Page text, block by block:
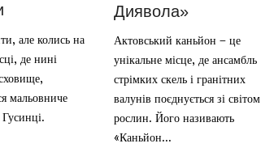
але колись на
де нині
мальовниче
Гусинці.
Диявола»
Актовський каньйон – це
унікальне місце, де ансамбль
стрімких скель і гранітних
валунів поєднується зі світом
рослин. Його називають
«Каньйон...